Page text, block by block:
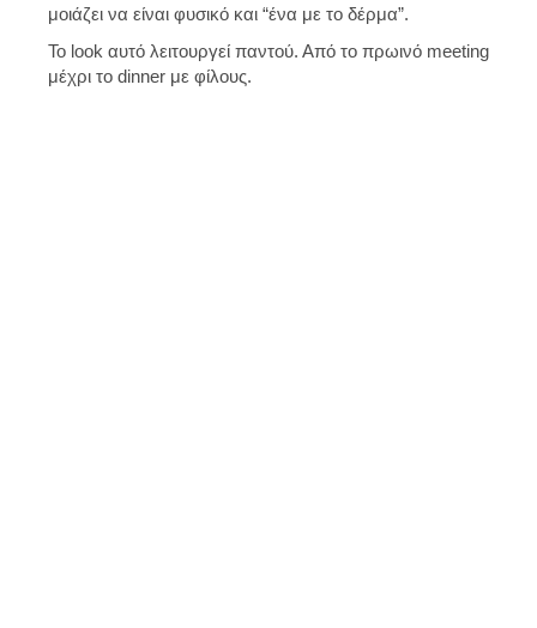
μοιάζει να είναι φυσικό και “ένα με το δέρμα”.
Το look αυτό λειτουργεί παντού. Από το πρωινό meeting
μέχρι το dinner με φίλους.